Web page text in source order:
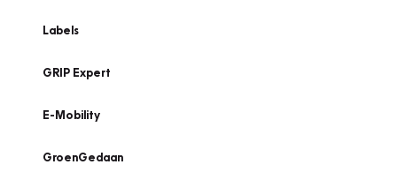
Labels
GRIP Expert
E-Mobility
GroenGedaan